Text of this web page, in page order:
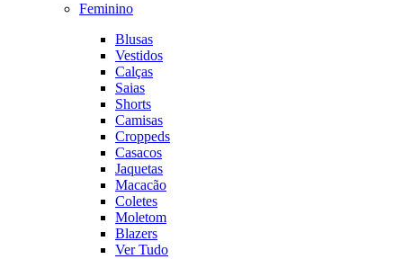
Feminino
Blusas
Vestidos
Calças
Saias
Shorts
Camisas
Croppeds
Casacos
Jaquetas
Macacão
Coletes
Moletom
Blazers
Ver Tudo